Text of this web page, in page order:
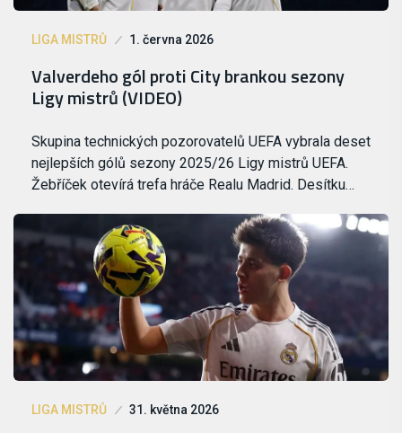
LIGA MISTRŮ 1. června 2026
Valverdeho gól proti City brankou sezony
Ligy mistrů (VIDEO)
Skupina technických pozorovatelů UEFA vybrala deset
nejlepších gólů sezony 2025/26 Ligy mistrů UEFA.
Žebříček otevírá trefa hráče Realu Madrid. Desítku…
LIGA MISTRŮ 31. května 2026